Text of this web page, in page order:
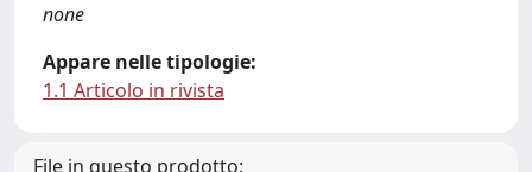
none
Appare nelle tipologie:
1.1 Articolo in rivista
File in questo prodotto: